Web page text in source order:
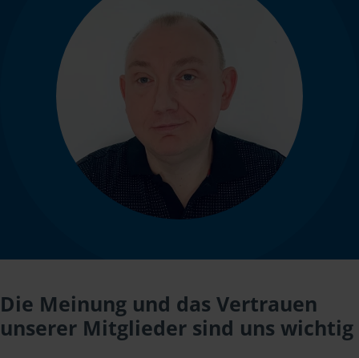
Die Meinung und das Vertrauen
unserer Mitglieder sind uns wichtig